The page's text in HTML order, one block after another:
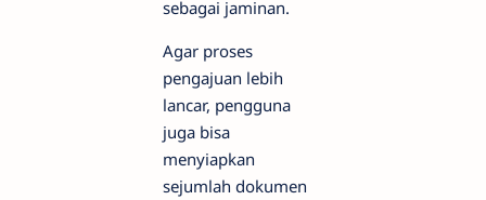
sebagai jaminan.
Agar proses
pengajuan lebih
lancar, pengguna
juga bisa
menyiapkan
sejumlah dokumen